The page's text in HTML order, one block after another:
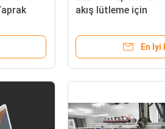
akış lütleme için
En Iyi